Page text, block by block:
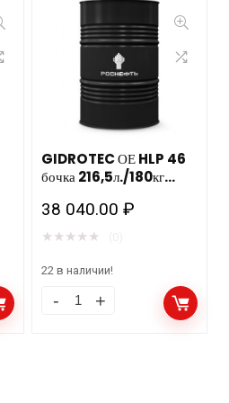
GIDROTEC ОЕ HLP 46
бочка 216,5л./180кг
38 040.00₽
★ ★ ★ ★ ★
22 в наличии!